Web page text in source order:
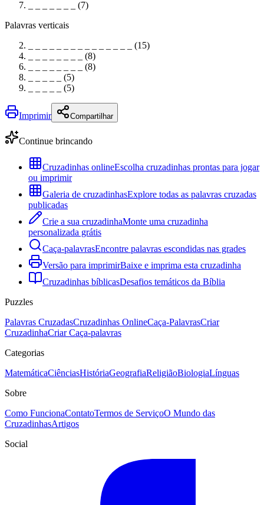
_ _ _ _ _ _ _ (7)
Palavras verticais
_ _ _ _ _ _ _ _ _ _ _ _ _ _ _ (15)
_ _ _ _ _ _ _ _ (8)
_ _ _ _ _ _ _ _ (8)
_ _ _ _ _ (5)
_ _ _ _ _ (5)
Imprimir Compartilhar
Continue brincando
Cruzadinhas onlineEscolha cruzadinhas prontas para jogar
ou imprimir
Galeria de cruzadinhasExplore todas as palavras cruzadas
publicadas
Crie a sua cruzadinhaMonte uma cruzadinha
personalizada grátis
Caça-palavrasEncontre palavras escondidas nas grades
Versão para imprimirBaixe e imprima esta cruzadinha
Cruzadinhas bíblicasDesafios temáticos da Bíblia
Puzzles
Palavras CruzadasCruzadinhas OnlineCaça-PalavrasCriar
CruzadinhaCriar Caça-palavras
Categorias
MatemáticaCiênciasHistóriaGeografiaReligiãoBiologiaLínguas
Sobre
Como FuncionaContatoTermos de ServiçoO Mundo das
CruzadinhasArtigos
Social